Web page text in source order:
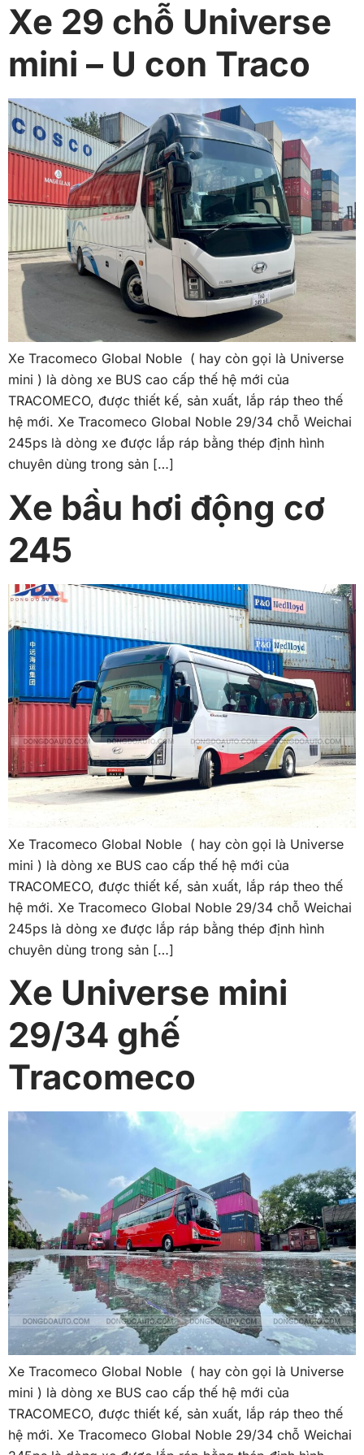
Xe 29 chỗ Universe
mini – U con Traco
Xe Tracomeco Global Noble ( hay còn gọi là Universe
mini ) là dòng xe BUS cao cấp thế hệ mới của
TRACOMECO, được thiết kế, sản xuất, lắp ráp theo thế
hệ mới. Xe Tracomeco Global Noble 29/34 chỗ Weichai
245ps là dòng xe được lắp ráp bằng thép định hình
chuyên dùng trong sản […]
Xe bầu hơi động cơ
245
Xe Tracomeco Global Noble ( hay còn gọi là Universe
mini ) là dòng xe BUS cao cấp thế hệ mới của
TRACOMECO, được thiết kế, sản xuất, lắp ráp theo thế
hệ mới. Xe Tracomeco Global Noble 29/34 chỗ Weichai
245ps là dòng xe được lắp ráp bằng thép định hình
chuyên dùng trong sản […]
Xe Universe mini
29/34 ghế
Tracomeco
Xe Tracomeco Global Noble ( hay còn gọi là Universe
mini ) là dòng xe BUS cao cấp thế hệ mới của
TRACOMECO, được thiết kế, sản xuất, lắp ráp theo thế
hệ mới. Xe Tracomeco Global Noble 29/34 chỗ Weichai